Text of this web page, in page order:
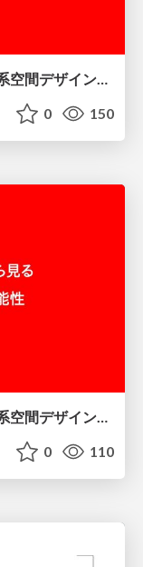
3日間で集客の結果を出す「展示会系空間デザイン」の手法／JAPANSHOPセミナー01
0 150
3日間で集客の結果を出す「展示会系空間デザイン」の手法／JAPANSHOPセミナー02
0 110